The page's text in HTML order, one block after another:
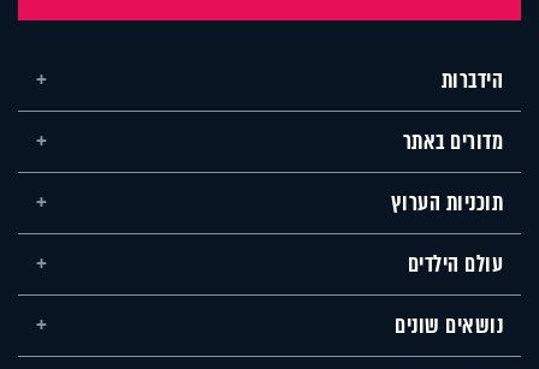
הידברות
מדורים באתר
תוכניות הערוץ
עולם הילדים
נושאים שונים